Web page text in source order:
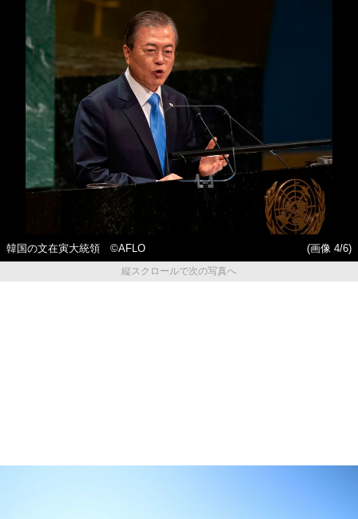
韓国の文在寅大統領 ©AFLO
(画像 4/6)
縦スクロールで次の写真へ